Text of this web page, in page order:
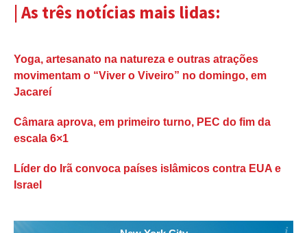
| As três notícias mais lidas:
Yoga, artesanato na natureza e outras atrações
movimentam o “Viver o Viveiro” no domingo, em
Jacareí
Câmara aprova, em primeiro turno, PEC do fim da
escala 6×1
Líder do Irã convoca países islâmicos contra EUA e
Israel